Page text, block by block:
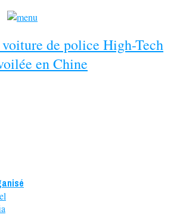
de police High-Tech
en Chine